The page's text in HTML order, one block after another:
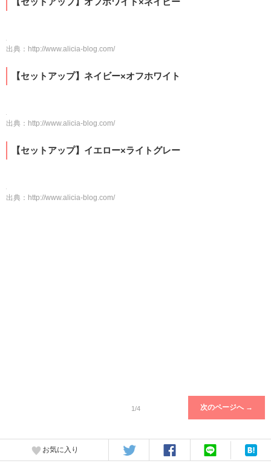
出典： http://www.alicia-blog.com/
【セットアップ】ネイビー×オフホワイト
出典： http://www.alicia-blog.com/
【セットアップ】イエロー×ライトグレー
出典： http://www.alicia-blog.com/
1/4 次のページへ →
お気に入り